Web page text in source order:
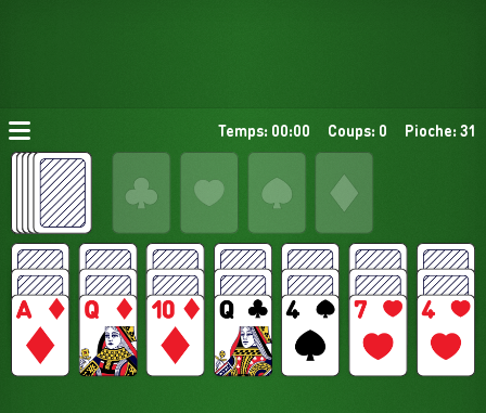
Temps: 00:00 Coups: 0 Pioche: 31